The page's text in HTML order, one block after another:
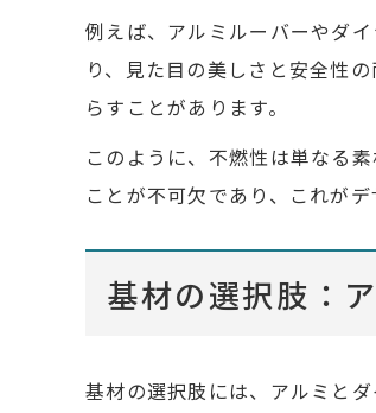
例えば、アルミルーバーやダ
り、見た目の美しさと安全性
らすことがあります。
このように、不燃性は単なる
ことが不可欠であり、これが
基材の選択肢：
基材の選択肢には、アルミと